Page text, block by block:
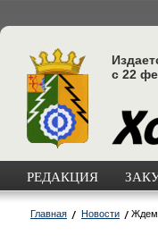
с 22
РЕДАКЦИЯ
Главная Новости Ждем